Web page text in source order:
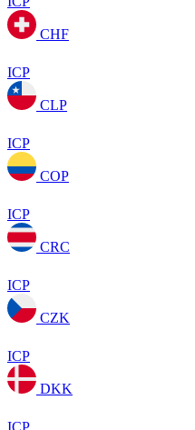
CHF
ICP
CLP
ICP
COP
ICP
CRC
ICP
CZK
ICP
DKK